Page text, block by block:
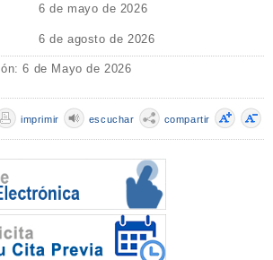
6 de mayo de 2026
6 de agosto de 2026
6 de Mayo de 2026
compartir
escuchar
imprimir